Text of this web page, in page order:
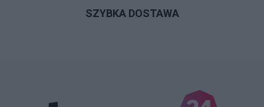
SZYBKA DOSTAWA